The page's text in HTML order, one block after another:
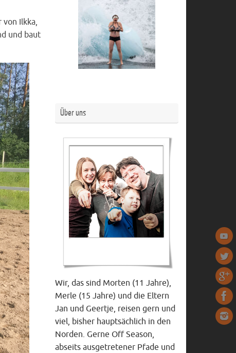
Ilkka,
und baut
Über uns
Wir, das sind Morten (11 Jahre),
Merle (15 Jahre) und die Eltern
Jan und Geertje, reisen gern und
viel, bisher hauptsächlich in den
Norden. Gerne Off Season,
abseits ausgetretener Pfade und